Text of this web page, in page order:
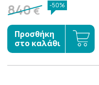
840€ -50%
Προσθήκη
στο καλάθι